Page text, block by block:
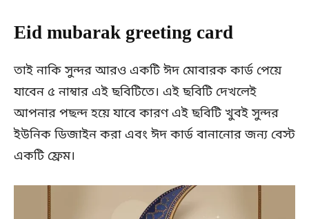
Eid mubarak greeting card
তাই নাকি সুন্দর আরও একটি ঈদ মোবারক কার্ড পেয়ে
যাবেন ৫ নাম্বার এই ছবিটিতে। এই ছবিটি দেখলেই
আপনার পছন্দ হয়ে যাবে কারণ এই ছবিটি খুবই সুন্দর
ইউনিক ডিজাইন করা এবং ঈদ কার্ড বানানোর জন্য বেস্ট
একটি ফ্রেম।